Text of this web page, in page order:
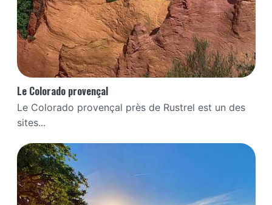
Le Colorado provençal
Le Colorado provençal près de Rustrel est un des
sites...